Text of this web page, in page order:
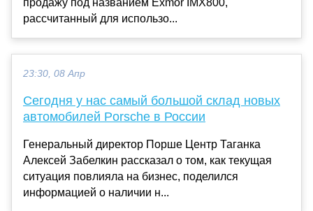
рассчитанный для использо...
23:30, 08 Апр
Сегодня у нас самый большой склад новых
автомобилей Porsche в России
Генеральный директор Порше Центр Таганка
Алексей Забелкин рассказал о том, как текущая
ситуация повлияла на бизнес, поделился
информацией о наличии н...